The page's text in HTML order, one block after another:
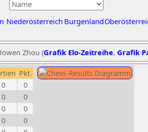
Niederösterreich Burgenland
Zhou (Grafik Elo-Zeitreihe, Grafik
Pkt.
0
0
0
0
0
0
0
0